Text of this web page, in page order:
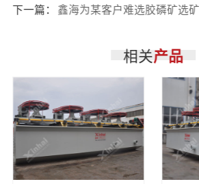
下一篇： 鑫海为某客户难选胶磷矿选
相关产品